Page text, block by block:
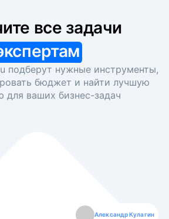
подберут нужные инструменты,
бюджет и найти лучшую
для ваших бизнес-задач
Александр Кулагин
Даниил Макаров
Екатерина Лазаренко
Борис Кашко
Юлия Изоитко